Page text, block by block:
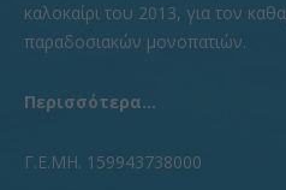
καλοκαίρι του 2013, για τον
παραδοσιακών μονοπατιών.
Περισσότερα...
Γ.Ε.ΜΗ. 159943738000